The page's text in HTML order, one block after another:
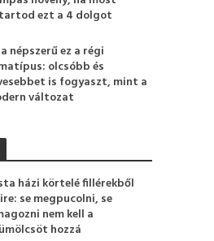
ezt a 4 dolgot
népszerű ez a régi
olcsóbb és
is fogyaszt, mint a
változat
házi körtelé fillérekből
se megpucolni, se
nem kell a
hozzá